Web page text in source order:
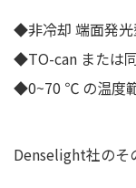
◆非冷却 端面発光
◆TO-can または
◆0~70 ℃ の温度
Denselight社のそ